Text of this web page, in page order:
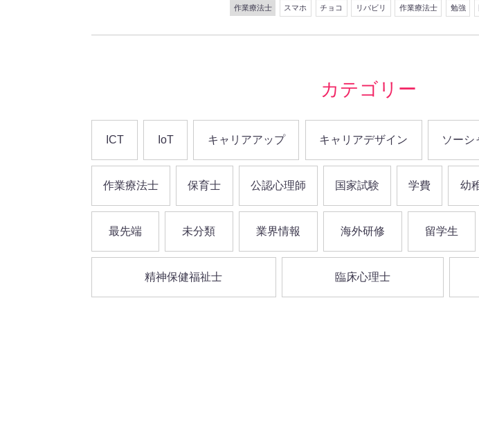
作業療法士 スマホ チョコ リバビリ 作業療法士 勉強
カテゴリー
ICT IoT キャリアアップ キャリアデザイン ソーシ
作業療法士 保育士 公認心理師 国家試験 学費 幼
最先端 未分類 業界情報 海外研修 留学生
精神保健福祉士 臨床心理士